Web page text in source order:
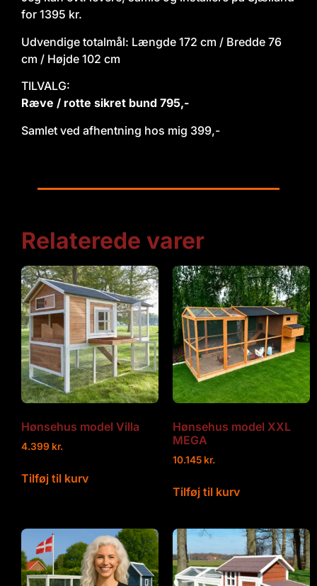
for 1395 kr.
Udvendige totalmål: Længde 172 cm / Bredde 76
cm / Højde 102 cm
TILVALG:
Ræve / rotte sikret bund 795,-
Samlet ved afhentning hos mig 399,-
Relaterede varer
Hønsehus model Villa
4.399 kr.
Tilføj til kurv
Hønsehus model XXL
MEGA
10.145 kr.
Tilføj til kurv